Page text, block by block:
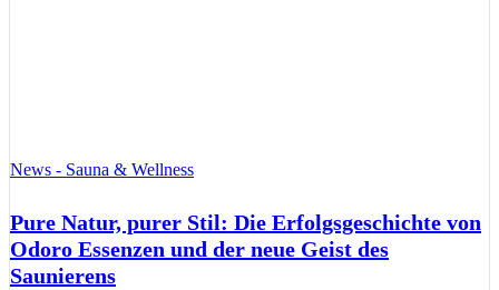
News - Sauna & Wellness
Pure Natur, purer Stil: Die Erfolgsgeschichte von
Odoro Essenzen und der neue Geist des
Saunierens